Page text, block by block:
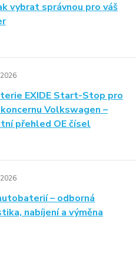
vybrat správnou pro váš
EXIDE Start-Stop pro
Volkswagen –
přehled OE čísel
– odborná
nabíjení a výměna